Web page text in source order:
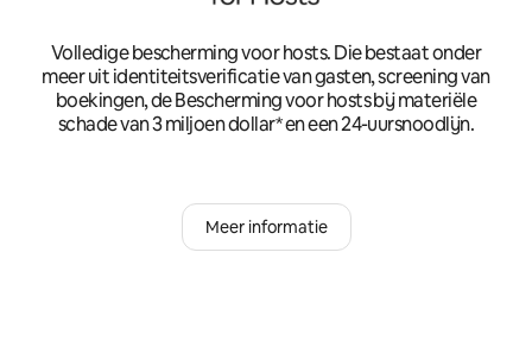
Volledige bescherming voor hosts. Die bestaat onder
meer uit identiteitsverificatie van gasten, screening van
boekingen, de Bescherming voor hosts bij materiële
schade van 3 miljoen dollar* en een 24-uursnoodlijn.
Meer informatie